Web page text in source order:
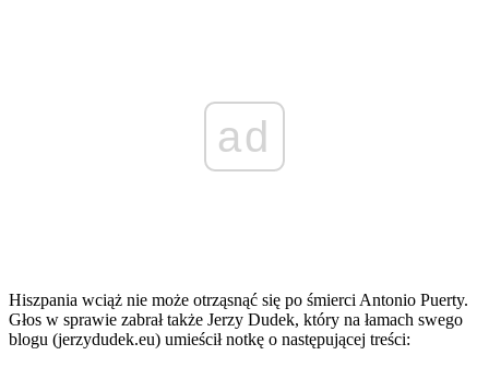
ad
Hiszpania wciąż nie może otrząsnąć się po śmierci Antonio Puerty.
Głos w sprawie zabrał także Jerzy Dudek, który na łamach swego
blogu (jerzydudek.eu) umieścił notkę o następującej treści: